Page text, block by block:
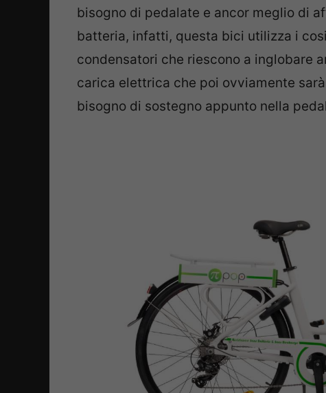
bisogno di pedalate e ancor meglio di
batteria, infatti, questa bici utilizza i
condensatori che riescono a inglobare
carica elettrica che poi ovviamente
bisogno di sostegno appunto nella